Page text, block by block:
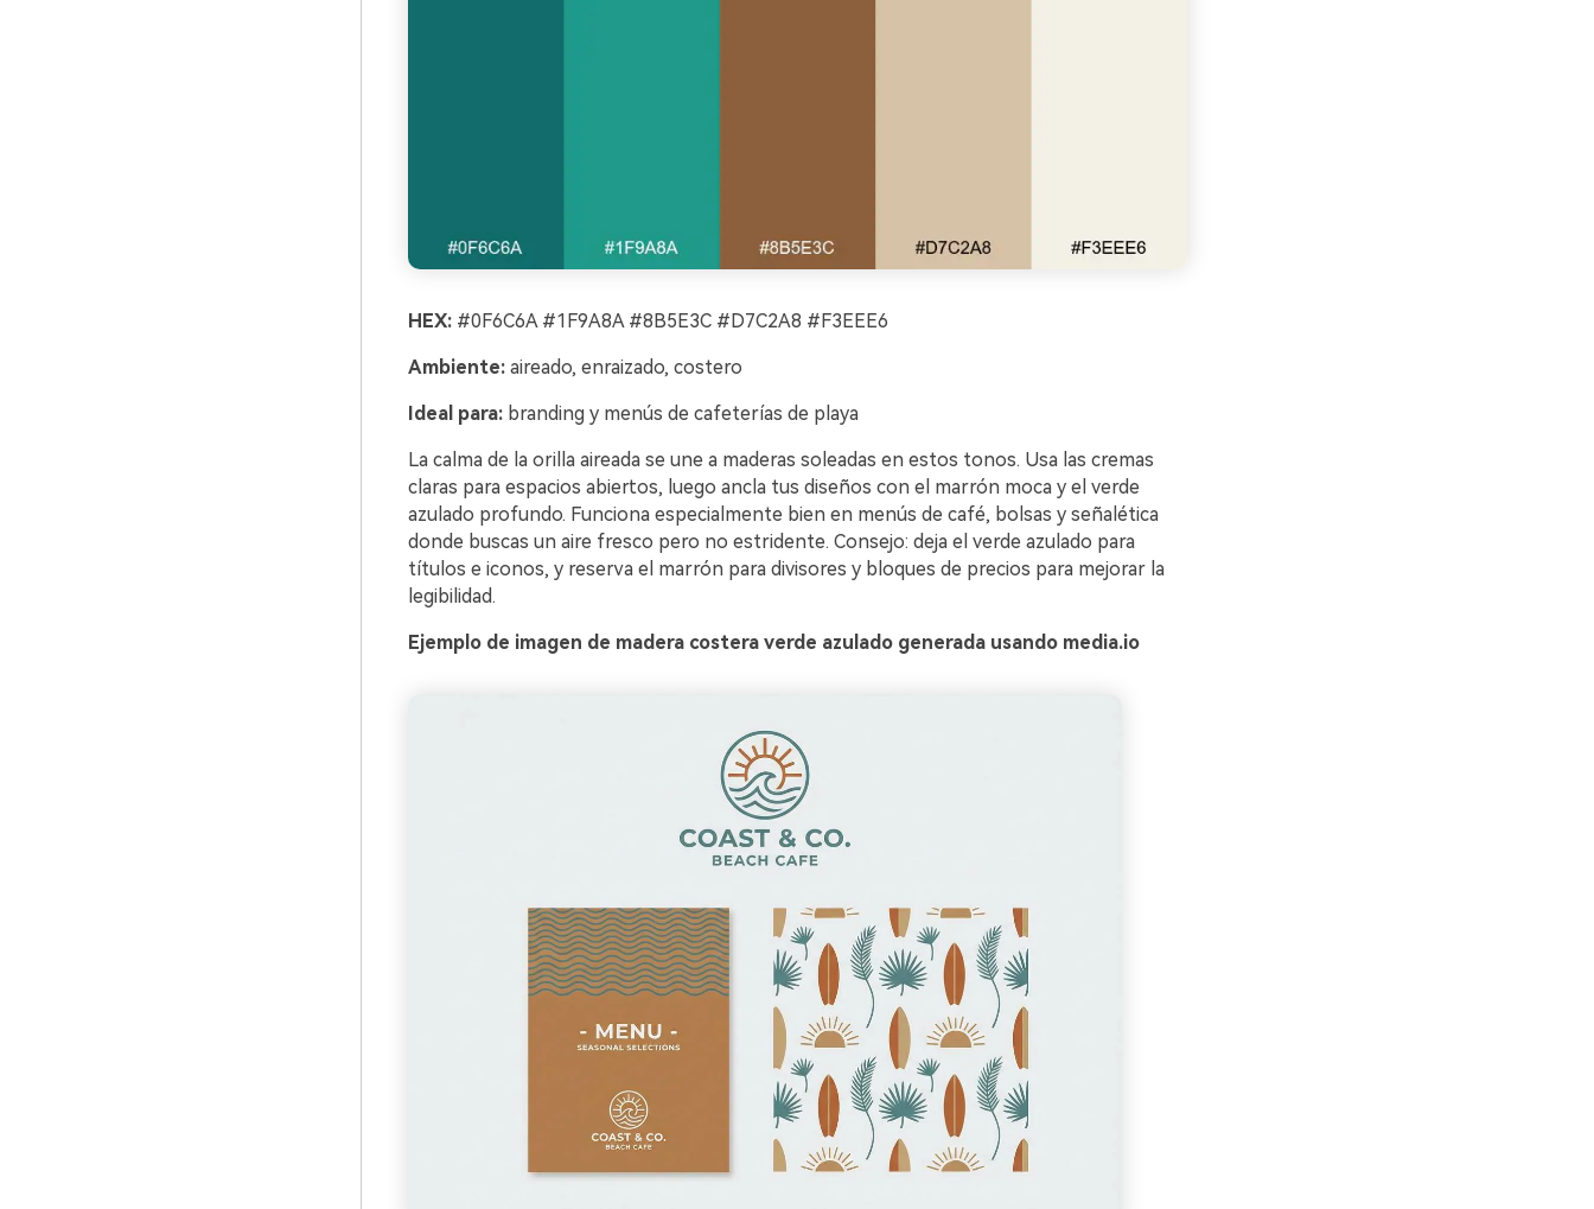
HEX:#0F6C6A #1F9A8A #8B5E3C #D7C2A8 #F3EEE6
Ambiente:aireado, enraizado, costero
Ideal para:branding y menús de cafeterías de playa
La calma de la orilla aireada se une a maderas soleadas en estos tonos. Usa las cremas
claras para espacios abiertos, luego ancla tus diseños con el marrón moca y el verde
azulado profundo. Funciona especialmente bien en menús de café, bolsas y señalética
donde buscas un aire fresco pero no estridente. Consejo: deja el verde azulado para
títulos e iconos, y reserva el marrón para divisores y bloques de precios para mejorar la
legibilidad.
Ejemplo de imagen de madera costera verde azulado generada usando media.io